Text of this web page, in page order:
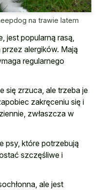
na trawie latem
jest popularną rasą,
alergików. Mają
regularnego
się zrzuca, ale trzeba je
zakręceniu się i
zwłaszcza w
psy, które potrzebują
szczęśliwe i
ale jest